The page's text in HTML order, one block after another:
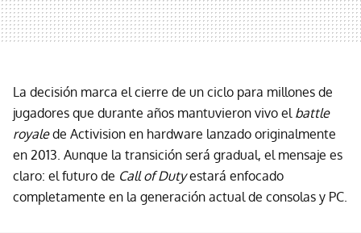
La decisión marca el cierre de un ciclo para millones de
jugadores que durante años mantuvieron vivo el battle
royalede Activision en hardware lanzado originalmente
en 2013. Aunque la transición será gradual, el mensaje es
claro: el futuro de Call of Dutyestará enfocado
completamente en la generación actual de consolas y PC.